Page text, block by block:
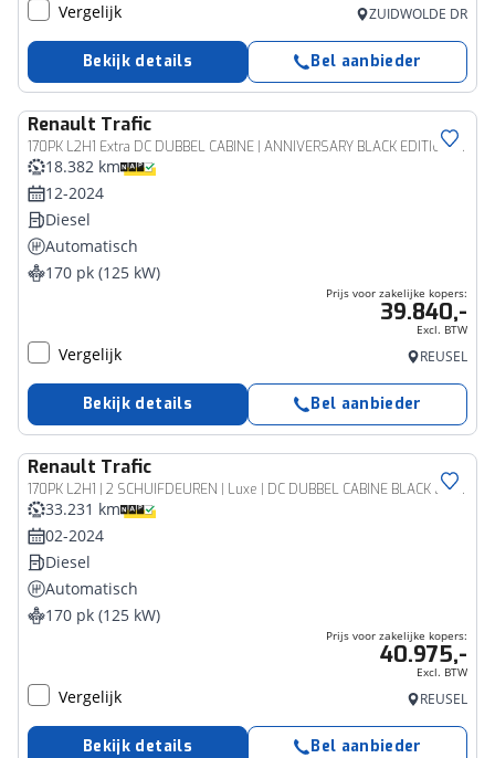
Vergelijk ZUIDWOLDE DR
Bekijk details Bel aanbieder
Renault Trafic
170PK L2H1 Extra DC DUBBEL CABINE | ANNIVERSARY BLACK EDITION | CAMERA | Stoelverwarming | NAVI
Bedrijfswagen
18.382 km
12-2024
Diesel
Automatisch
170 pk (125 kW)
Prijs voor zakelijke kopers:
39.840,-
Excl. BTW
Vergelijk REUSEL
Bekijk details Bel aanbieder
Renault Trafic
170PK L2H1 | 2 SCHUIFDEUREN | Luxe | DC DUBBEL CABINE BLACK EDITION | FULL OPTION | NAVIGATIE | CAMERA | KEYLESS | PARKEERSENSOREN
Bedrijfswagen
33.231 km
02-2024
Diesel
Automatisch
170 pk (125 kW)
Prijs voor zakelijke kopers:
40.975,-
Excl. BTW
Vergelijk REUSEL
Bekijk details Bel aanbieder